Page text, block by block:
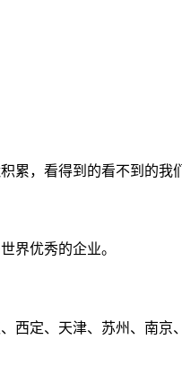
累，看得到的看不到的我
界优秀的企业。
西定、天津、苏州、南